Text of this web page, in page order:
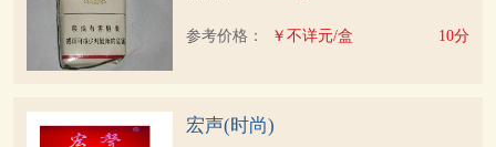
参考价格： ￥不详元/盒 10分
宏声(时尚)